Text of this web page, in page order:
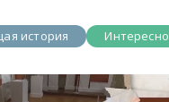
история Интересно